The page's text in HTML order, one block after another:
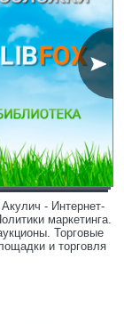
- Интернет-
маркетинга.
Торговые
и торговля